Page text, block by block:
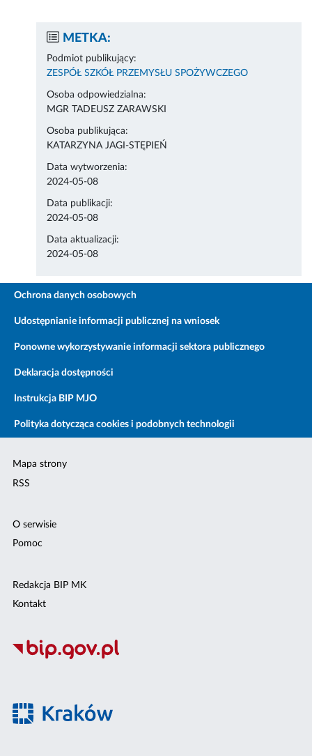
METKA:
Podmiot publikujący:
ZESPÓŁ SZKÓŁ PRZEMYSŁU SPOŻYWCZEGO
Osoba odpowiedzialna:
MGR TADEUSZ ZARAWSKI
Osoba publikująca:
KATARZYNA JAGI-STĘPIEŃ
Data wytworzenia:
2024-05-08
Data publikacji:
2024-05-08
Data aktualizacji:
2024-05-08
Ochrona danych osobowych
Udostępnianie informacji publicznej na wniosek
Ponowne wykorzystywanie informacji sektora publicznego
Deklaracja dostępności
Instrukcja BIP MJO
Polityka dotycząca cookies i podobnych technologii
Mapa strony
RSS
O serwisie
Pomoc
Redakcja BIP MK
Kontakt